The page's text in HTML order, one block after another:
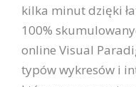
kilka minut dzięki
100%
online Visual
typów wykresów i